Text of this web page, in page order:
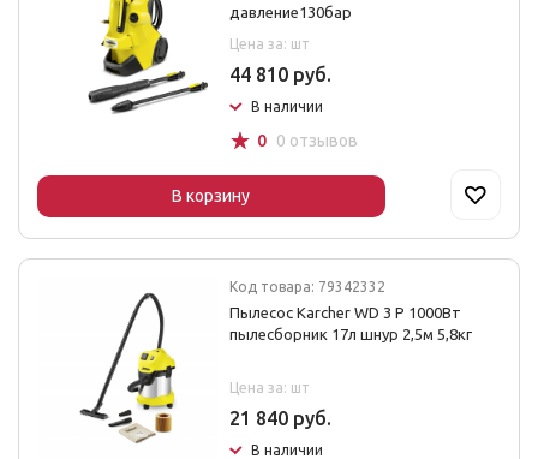
давление130бар
Цена за: шт
44 810 руб.
В наличии
☆ 0 0 отзывов
В корзину
Код товара: 79342332
Пылесос Karcher WD 3 P 1000Вт
пылесборник 17л шнур 2,5м 5,8кг
Цена за: шт
21 840 руб.
В наличии